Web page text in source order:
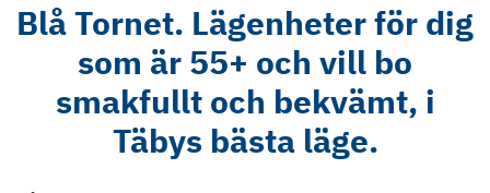
Blå Tornet. Lägenheter för dig
som är 55+ och vill bo
smakfullt och bekvämt, i
Täbys bästa läge.